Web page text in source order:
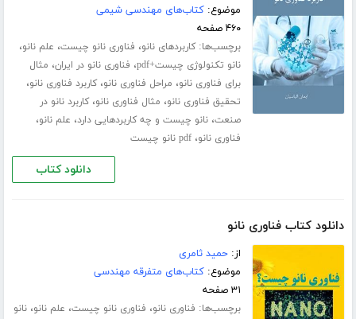
موضوع:کتاب‌های مهندسی شیمی
۴۶۰ صفحه
برچسب‌ها:کاربردهای نانو، فناوری نانو چیست، علم نانو،
نانو تکنولوژی چیست+pdf ، فناوری نانو در ایران، مثال
برای فناوری نانو، مراحل فناوری نانو،کاربرد فناوری نانو،
تحقیق فناوری نانو، مثال فناوری نانو،کاربرد نانو در
صنعت،نانو چیست و چه کاربردهایی دارد، علم نانو،
فناوری نانو،pdf نانو چیست
دانلود کتاب
دانلود کتاب فناوری نانو
از:حمید ثامری
موضوع:کتاب‌های متفرقه مهندسی
۳۱ صفحه
برچسب‌ها: فناوری نانو، فناوری نانو چیست، علم نانو،نانو